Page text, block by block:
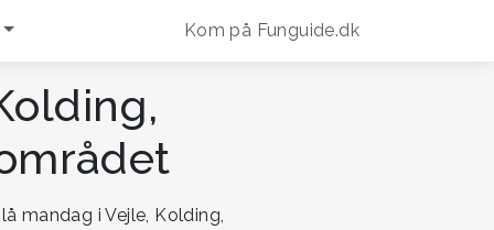
Kom på Funguide.dk
mandag i Vejle, Kolding,